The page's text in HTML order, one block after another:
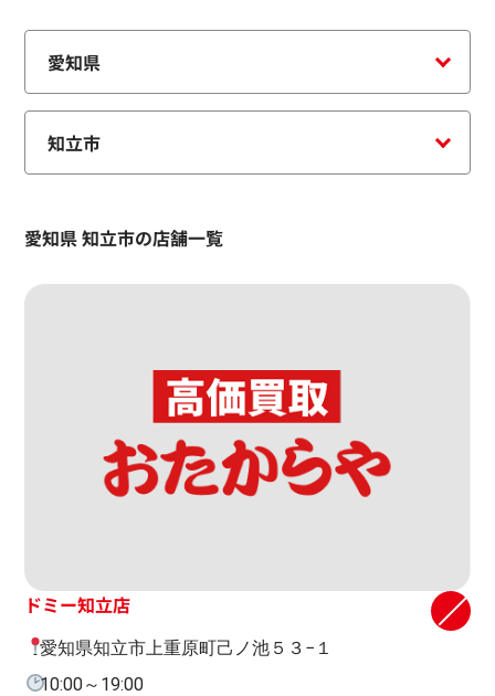
愛知県 知立市の店舗一覧
ドミー知立店
愛知県知立市上重原町己ノ池５３−１
10:00～19:00